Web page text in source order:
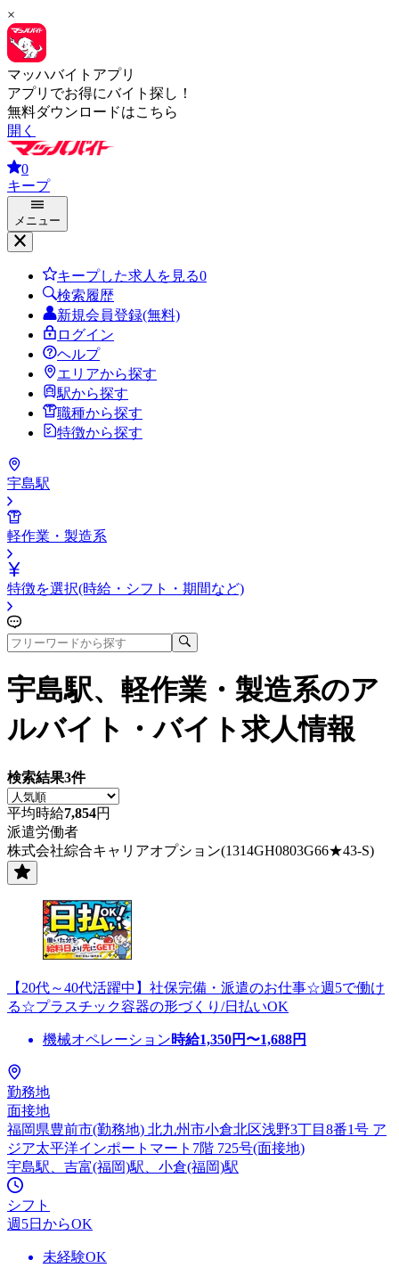
×
マッハバイトアプリ
アプリでお得にバイト探し！
無料ダウンロードはこちら
開く
0
キープ
メニュー
キープした求人を見る0
検索履歴
新規会員登録(無料)
ログイン
ヘルプ
エリアから探す
駅から探す
職種から探す
特徴から探す
宇島駅
軽作業・製造系
特徴を選択(時給・シフト・期間など)
宇島駅、軽作業・製造系のア
ルバイト・バイト求人情報
検索結果3件
平均時給7,854円
派遣労働者
株式会社綜合キャリアオプション(1314GH0803G66★43-S)
【20代～40代活躍中】社保完備・派遣のお仕事☆週5で働け
る☆プラスチック容器の形づくり/日払いOK
機械オペレーション時給1,350円〜1,688円
勤務地
面接地
福岡県豊前市(勤務地) 北九州市小倉北区浅野3丁目8番1号 ア
ジア太平洋インポートマート7階 725号(面接地)
宇島駅、吉富(福岡)駅、小倉(福岡)駅
シフト
週5日からOK
未経験OK